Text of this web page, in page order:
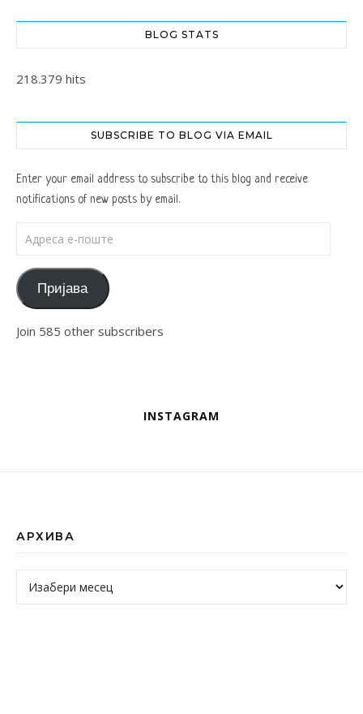
BLOG STATS
218.379 hits
SUBSCRIBE TO BLOG VIA EMAIL
Enter your email address to subscribe to this blog and receive
notifications of new posts by email.
Пријава
Join 585 other subscribers
INSTAGRAM
АРХИВА
Архива